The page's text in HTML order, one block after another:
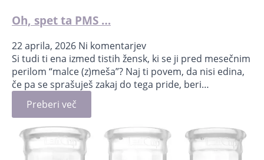
Oh, spet ta PMS …
22 aprila, 2026 Ni komentarjev
Si tudi ti ena izmed tistih žensk, ki se ji pred mesečnim
perilom “malce (z)meša”? Naj ti povem, da nisi edina,
če pa se sprašuješ zakaj do tega pride, beri…
Preberi več